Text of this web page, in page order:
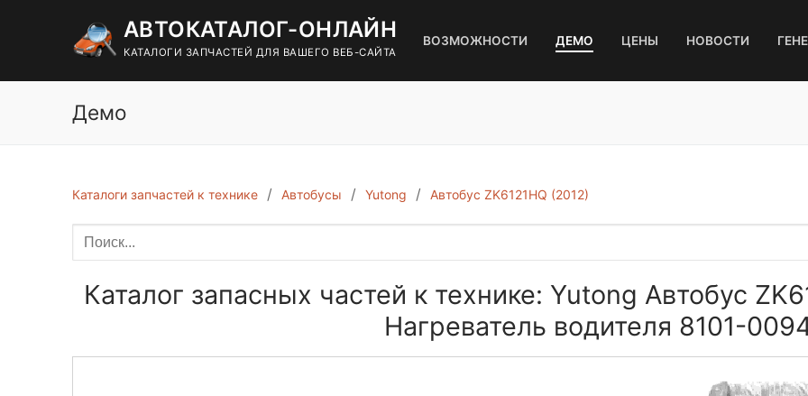
содержимому
АВТОКАТАЛОГ-ОНЛАЙН
КАТАЛОГИ ЗАПЧАСТЕЙ ДЛЯ ВАШЕГО ВЕБ-САЙТА
ВОЗМОЖНОСТИ ДЕМО ЦЕНЫ НОВОСТИ
Демо
Каталоги запчастей к технике Автобусы Yutong Автобус ZK6121HQ (2012)
Каталог запасных частей к технике: Yutong Автобус
Нагреватель водителя 8101-